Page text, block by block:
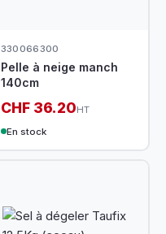
330066300
Pelle à neige manch
140cm
CHF 36.20HT
En stock